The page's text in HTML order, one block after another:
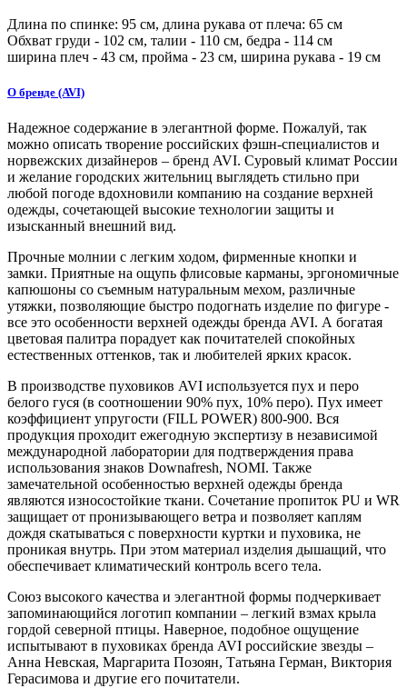
Длина по спинке: 95 см, длина рукава от плеча: 65 см
Обхват груди - 102 см, талии - 110 см, бедра - 114 см
ширина плеч - 43 см, пройма - 23 см, ширина рукава - 19 см
О бренде (AVI)
Надежное содержание в элегантной форме. Пожалуй, так
можно описать творение российских фэшн-специалистов и
норвежских дизайнеров – бренд AVI. Суровый климат России
и желание городских жительниц выглядеть стильно при
любой погоде вдохновили компанию на создание верхней
одежды, сочетающей высокие технологии защиты и
изысканный внешний вид.
Прочные молнии с легким ходом, фирменные кнопки и
замки. Приятные на ощупь флисовые карманы, эргономичные
капюшоны со съемным натуральным мехом, различные
утяжки, позволяющие быстро подогнать изделие по фигуре -
все это особенности верхней одежды бренда AVI. А богатая
цветовая палитра порадует как почитателей спокойных
естественных оттенков, так и любителей ярких красок.
В производстве пуховиков AVI используется пух и перо
белого гуся (в соотношении 90% пух, 10% перо). Пух имеет
коэффициент упругости (FILL POWER) 800-900. Вся
продукция проходит ежегодную экспертизу в независимой
международной лаборатории для подтверждения права
использования знаков Downafresh, NOMI. Также
замечательной особенностью верхней одежды бренда
являются износостойкие ткани. Сочетание пропиток PU и WR
защищает от пронизывающего ветра и позволяет каплям
дождя скатываться с поверхности куртки и пуховика, не
проникая внутрь. При этом материал изделия дышащий, что
обеспечивает климатический контроль всего тела.
Союз высокого качества и элегантной формы подчеркивает
запоминающийся логотип компании – легкий взмах крыла
гордой северной птицы. Наверное, подобное ощущение
испытывают в пуховиках бренда AVI российские звезды –
Анна Невская, Маргарита Позоян, Татьяна Герман, Виктория
Герасимова и другие его почитатели.